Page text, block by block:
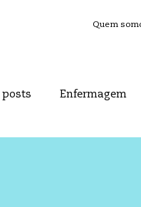
Quem
posts Enfermagem